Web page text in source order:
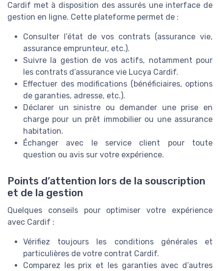
Cardif met à disposition des assurés une interface de
gestion en ligne. Cette plateforme permet de :
Consulter l’état de vos contrats (assurance vie,
assurance emprunteur, etc.).
Suivre la gestion de vos actifs, notamment pour
les contrats d’assurance vie Lucya Cardif.
Effectuer des modifications (bénéficiaires, options
de garanties, adresse, etc.).
Déclarer un sinistre ou demander une prise en
charge pour un prêt immobilier ou une assurance
habitation.
Échanger avec le service client pour toute
question ou avis sur votre expérience.
Points d’attention lors de la souscription
et de la gestion
Quelques conseils pour optimiser votre expérience
avec Cardif :
Vérifiez toujours les conditions générales et
particulières de votre contrat Cardif.
Comparez les prix et les garanties avec d’autres